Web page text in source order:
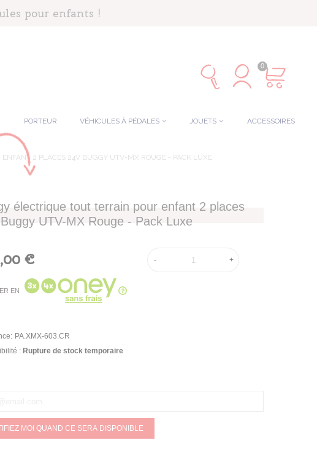
pour enfants !
0
PORTEUR VÉHICULES À PÉDALES JOUETS ACCESSOIRES
ENFANT 2 PLACES 24V BUGGY UTV-MX ROUGE - PACK LUXE
électrique tout terrain pour enfant 2 places
UTV-MX Rouge - Pack Luxe
€
EN
- +
PA.XMX-603.CR
: Rupture de stock temporaire
MOI QUAND CE SERA DISPONIBLE